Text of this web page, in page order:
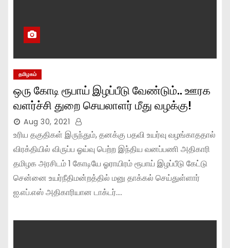
தமிழகம்
ஒரு கோடி ரூபாய் இழப்பீடு வேண்டும்.. ஊரக
வளர்ச்சி துறை செயலாளர் மீது வழக்கு!
Aug 30, 2021
உரிய தகுதிகள் இருந்தும், தனக்கு பதவி உயர்வு வழங்காததால்
விரக்தியில் விருப்ப ஓய்வு பெற்ற இந்திய வனப்பணி அதிகாரி
தமிழக அரசிடம் 1 கோடியே ஓராயிரம் ரூபாய் இழப்பீடு கேட்டு
சென்னை உயர்நீதிமன்றத்தில் மனு தாக்கல் செய்துள்ளார்
ஐ.எப்.எஸ் அதிகாரியான டாக்டர்.…